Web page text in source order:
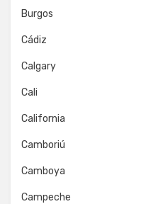
Burgos
Cádiz
Calgary
Cali
California
Camboriú
Camboya
Campeche